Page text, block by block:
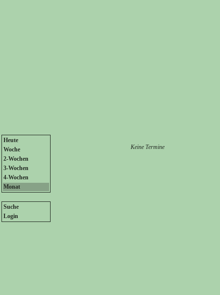
Heute
Woche
2-Wochen
3-Wochen
4-Wochen
Monat
Suche
Login
Keine Termine